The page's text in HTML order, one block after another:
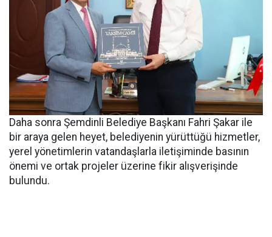
Daha sonra Şemdinli Belediye Başkanı Fahri Şakar ile
bir araya gelen heyet, belediyenin yürüttüğü hizmetler,
yerel yönetimlerin vatandaşlarla iletişiminde basının
önemi ve ortak projeler üzerine fikir alışverişinde
bulundu.